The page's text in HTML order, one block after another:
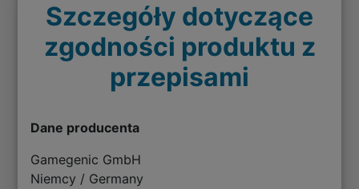
Szczegóły dotyczące
zgodności produktu z
przepisami
Dane producenta
Gamegenic GmbH
Niemcy / Germany